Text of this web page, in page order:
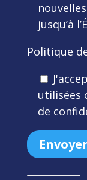
jusqu’à
Politique
utilisées
de